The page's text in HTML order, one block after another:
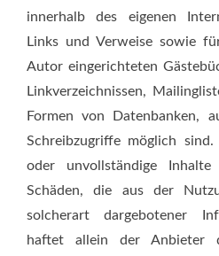
innerhalb des eigenen
Links und Verweise sowie
Autor eingerichteten
Linkverzeichnissen,
Formen von Datenbanken,
Schreibzugriffe möglich
oder unvollständige
Schäden, die aus der
solcherart dargebotener
haftet allein der Anbieter